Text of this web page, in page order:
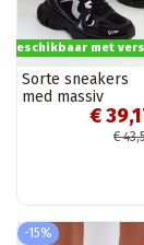
beschikbaar met
Sorte sneakers
med massiv
jakobinsk sål
€
€
-15%